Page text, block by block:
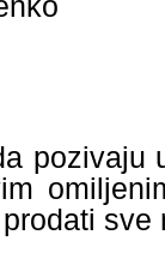
pozivaju
sve